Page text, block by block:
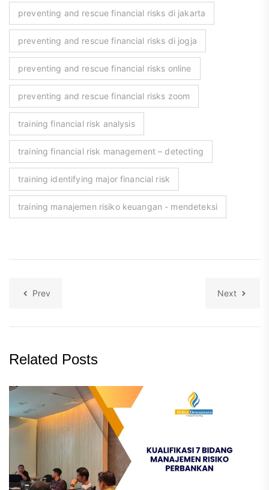
preventing and rescue financial risks di jakarta
preventing and rescue financial risks di jogja
preventing and rescue financial risks online
preventing and rescue financial risks zoom
training financial risk analysis
training financial risk management – detecting
training identifying major financial risk
training manajemen risiko keuangan - mendeteksi
Prev Next
Related Posts